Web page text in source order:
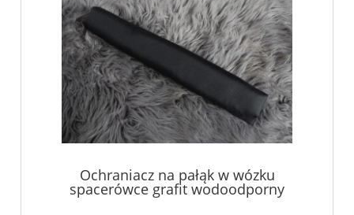
Ochraniacz na pałąk w wózku
spacerówce grafit wodoodporny